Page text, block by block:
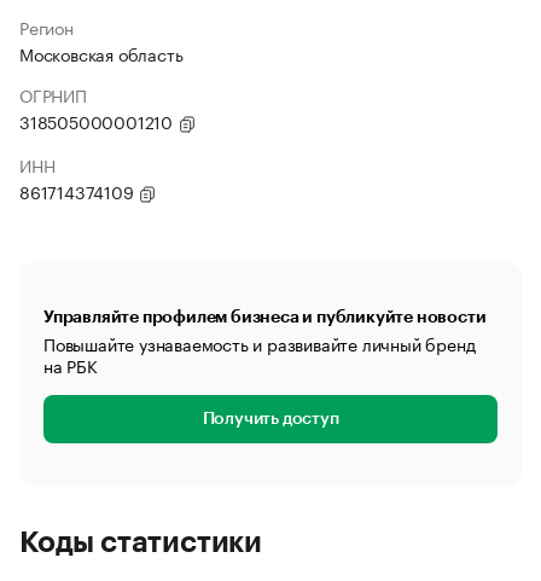
Регион
Московская область
ОГРНИП
318505000001210
ИНН
861714374109
Управляйте профилем бизнеса и публикуйте новости
Повышайте узнаваемость и развивайте личный бренд
на РБК
Получить доступ
Коды статистики